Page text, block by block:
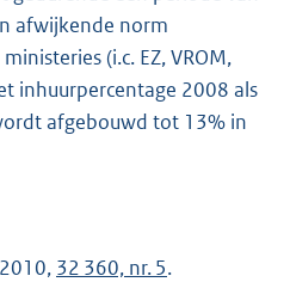
afwijkende norm
(i.c. EZ, VROM,
inhuurpercentage 2008 als
afgebouwd tot 13% in
32 360, nr. 5.